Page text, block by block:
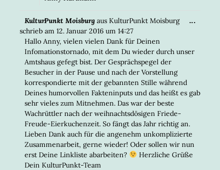
KulturPunkt Moisburg aus KulturPunkt Moisburg
schrieb am 12. Januar 2016 um 14:27
Hallo Anny, vielen vielen Dank für Deinen
Infomationstornado, mit dem Du wieder durch unser
Amtshaus gefegt bist. Der Gesprächspegel der
Besucher in der Pause und nach der Vorstellung
korrespondierte mit der gebannten Stille während
Deines humorvollen Fakteninputs und das heißt es gab
sehr vieles zum Mitnehmen. Das war der beste
Wachrüttler nach der weihnachtsdösigen Friede-
Freude-Eierkuchenzeit. So fängt das Jahr richtig an.
Lieben Dank auch für die angenehm unkomplizierte
Zusammenarbeit, gerne wieder! Oder sollen wir nun
erst Deine Linkliste abarbeiten?
Herzliche Grüße
Dein KulturPunkt-Team
...DIESE